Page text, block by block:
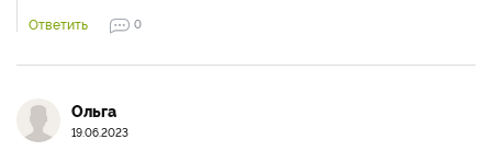
Ответить
0
Ольга
19.06.2023